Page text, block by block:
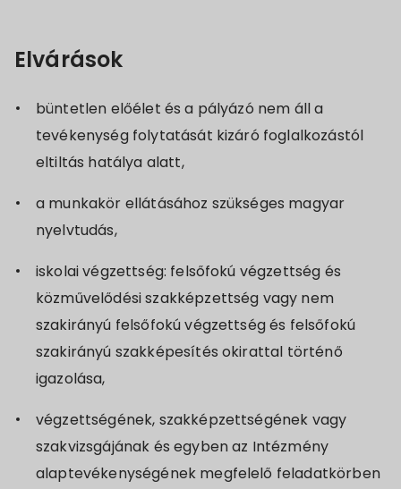
Elvárások
büntetlen előélet és a pályázó nem áll a
tevékenység folytatását kizáró foglalkozástól
eltiltás hatálya alatt,
a munkakör ellátásához szükséges magyar
nyelvtudás,
iskolai végzettség: felsőfokú végzettség és
közművelődési szakképzettség vagy nem
szakirányú felsőfokú végzettség és felsőfokú
szakirányú szakképesítés okirattal történő
igazolása,
végzettségének, szakképzettségének vagy
szakvizsgájának és egyben az Intézmény
alaptevékenységének megfelelő feladatkörben